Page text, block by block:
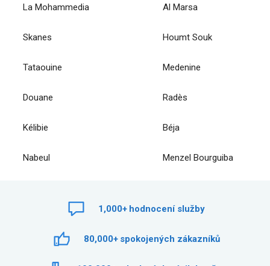
La Mohammedia Al Marsa
Skanes Houmt Souk
Tataouine Medenine
Douane Radès
Kélibie Béja
Nabeul Menzel Bourguiba
1,000+ hodnocení služby
80,000+ spokojených zákazníků